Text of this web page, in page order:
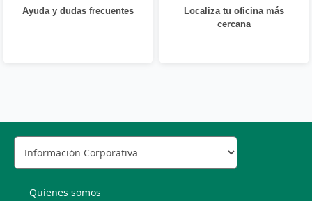
Ayuda y dudas frecuentes
Localiza tu oficina más
cercana
Quienes somos